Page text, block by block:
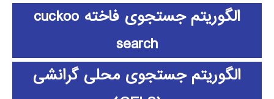
الگوریتم جستجوی فاخته cuckoo
search
الگوریتم جستجوی محلی گرانشی